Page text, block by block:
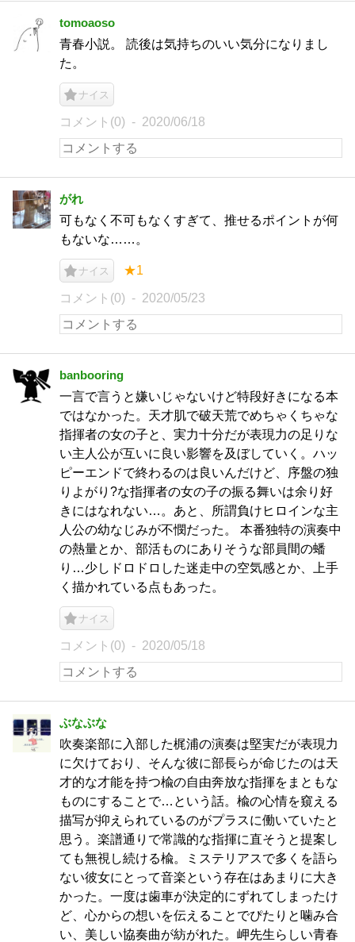
tomoaoso
青春小説。 読後は気持ちのいい気分になりまし
た。
ナイス
コメント(0) 2020/06/18
がれ
可もなく不可もなくすぎて、推せるポイントが何
もないな……。
ナイス ★1
コメント(0) 2020/05/23
banbooring
一言で言うと嫌いじゃないけど特段好きになる本
ではなかった。天才肌で破天荒でめちゃくちゃな
指揮者の女の子と、実力十分だが表現力の足りな
い主人公が互いに良い影響を及ぼしていく。ハッ
ピーエンドで終わるのは良いんだけど、序盤の独
りよがり?な指揮者の女の子の振る舞いは余り好
きにはなれない…。あと、所謂負けヒロインな主
人公の幼なじみが不憫だった。 本番独特の演奏中
の熱量とか、部活ものにありそうな部員間の蟠
り…少しドロドロした迷走中の空気感とか、上手
く描かれている点もあった。
ナイス
コメント(0) 2020/05/18
ぶなぶな
吹奏楽部に入部した梶浦の演奏は堅実だが表現力
に欠けており、そんな彼に部長らが命じたのは天
才的な才能を持つ楡の自由奔放な指揮をまともな
ものにすることで…という話。楡の心情を窺える
描写が抑えられているのがプラスに働いていたと
思う。楽譜通りで常識的な指揮に直そうと提案し
ても無視し続ける楡。ミステリアスで多くを語ら
ない彼女にとって音楽という存在はあまりに大き
かった。一度は歯車が決定的にずれてしまったけ
ど、心からの想いを伝えることでぴたりと噛み合
い、美しい協奏曲が紡がれた。岬先生らしい青春